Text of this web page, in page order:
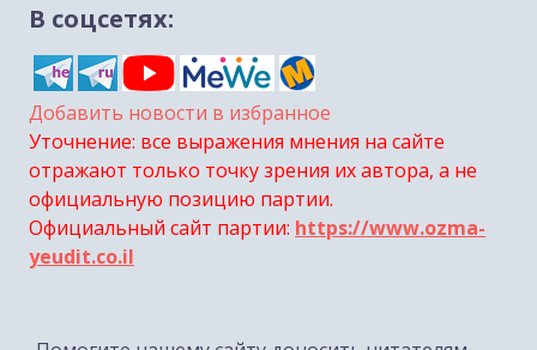
В соцсетях:
Добавить новости в избранное
Уточнение: все выражения мнения на сайте
отражают только точку зрения их автора, а не
официальную позицию партии.
Официальный сайт партии: https://www.ozma-
yeudit.co.il